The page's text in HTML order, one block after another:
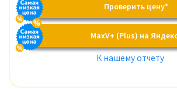
Проверить цену*
MaxV+ (Plus) на
К нашему отчету